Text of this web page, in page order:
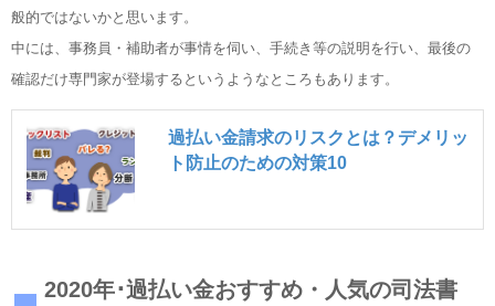
般的ではないかと思います。
中には、事務員・補助者が事情を伺い、手続き等の説明を行い、最後の
確認だけ専門家が登場するというようなところもあります。
過払い金請求のリスクとは？デメリッ
ト防止のための対策10
2020年･過払い金おすすめ・人気の司法書